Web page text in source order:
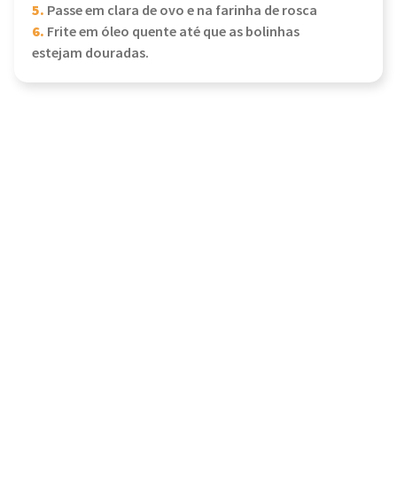
5. Passe em clara de ovo e na farinha de rosca
6. Frite em óleo quente até que as bolinhas
estejam douradas.